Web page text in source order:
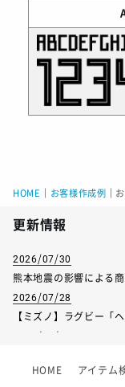
HOME お客様作成例
更新情報
2026/07/30
熊本地震の影響による
2026/07/28
【ミズノ】ラグビー「
2026/07/01
2026/06/09
HOME アイテム